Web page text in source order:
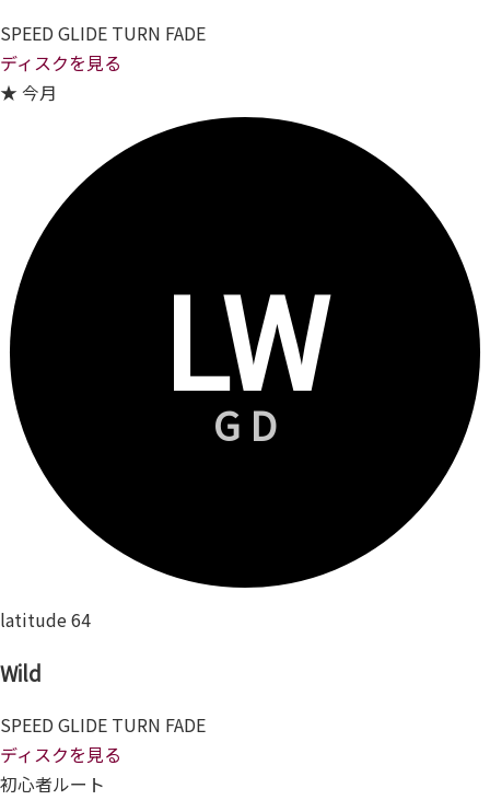
SPEED GLIDE TURN FADE
ディスクを見る
★ 今月
LW
GD
latitude 64
Wild
SPEED GLIDE TURN FADE
ディスクを見る
初心者ルート